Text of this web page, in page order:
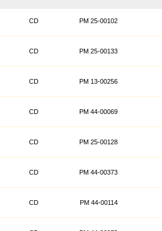
CD PM 25-00102
CD PM 25-00133
CD PM 13-00256
CD PM 44-00069
CD PM 25-00128
CD PM 44-00373
CD PM 44-00114